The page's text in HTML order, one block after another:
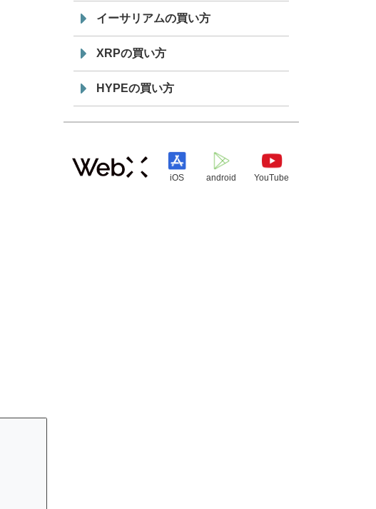
イーサリアムの買い方
XRPの買い方
HYPEの買い方
iOS android YouTube